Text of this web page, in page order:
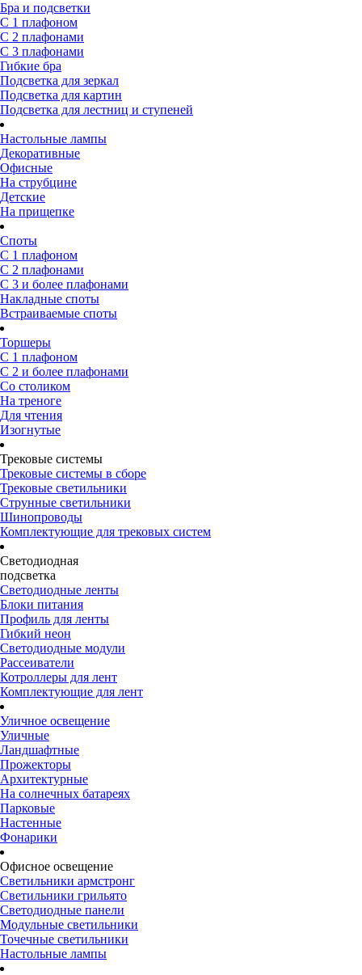
Бра и подсветки
С 1 плафоном
С 2 плафонами
С 3 плафонами
Гибкие бра
Подсветка для зеркал
Подсветка для картин
Подсветка для лестниц и ступеней
Настольные лампы
Декоративные
Офисные
На струбцине
Детские
На прищепке
Споты
С 1 плафоном
С 2 плафонами
С 3 и более плафонами
Накладные споты
Встраиваемые споты
Торшеры
С 1 плафоном
С 2 и более плафонами
Со столиком
На треноге
Для чтения
Изогнутые
Трековые системы
Трековые системы в сборе
Трековые светильники
Струнные светильники
Шинопроводы
Комплектующие для трековых систем
Светодиодная
подсветка
Светодиодные ленты
Блоки питания
Профиль для ленты
Гибкий неон
Светодиодные модули
Рассеиватели
Котроллеры для лент
Комплектующие для лент
Уличное освещение
Уличные
Ландшафтные
Прожекторы
Архитектурные
На солнечных батареях
Парковые
Настенные
Фонарики
Офисное освещение
Светильники армстронг
Светильники грильято
Светодиодные панели
Модульные светильники
Точечные светильники
Настольные лампы